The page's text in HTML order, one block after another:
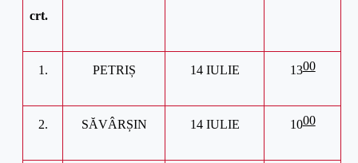
crt.
1. PETRIȘ 14 IULIE 1300
2. SĂVÂRȘIN 14 IULIE 1000